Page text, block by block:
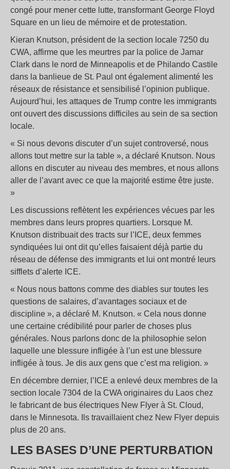
congé pour mener cette lutte, transformant George Floyd
Square en un lieu de mémoire et de protestation.
Kieran Knutson, président de la section locale 7250 du
CWA, affirme que les meurtres par la police de Jamar
Clark dans le nord de Minneapolis et de Philando Castile
dans la banlieue de St. Paul ont également alimenté les
réseaux de résistance et sensibilisé l’opinion publique.
Aujourd’hui, les attaques de Trump contre les immigrants
ont ouvert des discussions difficiles au sein de sa section
locale.
« Si nous devons discuter d’un sujet controversé, nous
allons tout mettre sur la table », a déclaré Knutson. Nous
allons en discuter au niveau des membres, et nous allons
aller de l’avant avec ce que la majorité estime être juste.
»
Les discussions reflètent les expériences vécues par les
membres dans leurs propres quartiers. Lorsque M.
Knutson distribuait des tracts sur l’ICE, deux femmes
syndiquées lui ont dit qu’elles faisaient déjà partie du
réseau de défense des immigrants et lui ont montré leurs
sifflets d’alerte ICE.
« Nous nous battons comme des diables sur toutes les
questions de salaires, d’avantages sociaux et de
discipline », a déclaré M. Knutson. « Cela nous donne
une certaine crédibilité pour parler de choses plus
générales. Nous parlons donc de la philosophie selon
laquelle une blessure infligée à l’un est une blessure
infligée à tous. Je dis aux gens que c’est ma religion. »
En décembre dernier, l’ICE a enlevé deux membres de la
section locale 7304 de la CWA originaires du Laos chez
le fabricant de bus électriques New Flyer à St. Cloud,
dans le Minnesota. Ils travaillaient chez New Flyer depuis
plus de 20 ans.
LES BASES D’UNE PERTURBATION